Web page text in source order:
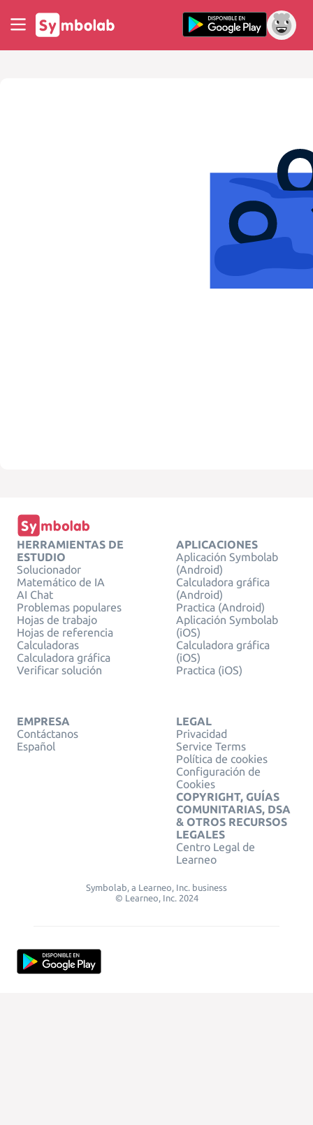
HERRAMIENTAS DE
ESTUDIO
Solucionador
Matemático de IA
AI Chat
Problemas populares
Hojas de trabajo
Hojas de referencia
Calculadoras
Calculadora gráfica
Verificar solución
APLICACIONES
Aplicación Symbolab
(Android)
Calculadora gráfica
(Android)
Practica (Android)
Aplicación Symbolab
(iOS)
Calculadora gráfica
(iOS)
Practica (iOS)
EMPRESA
Contáctanos
Español
LEGAL
Privacidad
Service Terms
Política de cookies
Configuración de
Cookies
COPYRIGHT, GUÍAS
COMUNITARIAS, DSA
& OTROS RECURSOS
LEGALES
Centro Legal de
Learneo
Symbolab, a Learneo, Inc. business
© Learneo, Inc. 2024